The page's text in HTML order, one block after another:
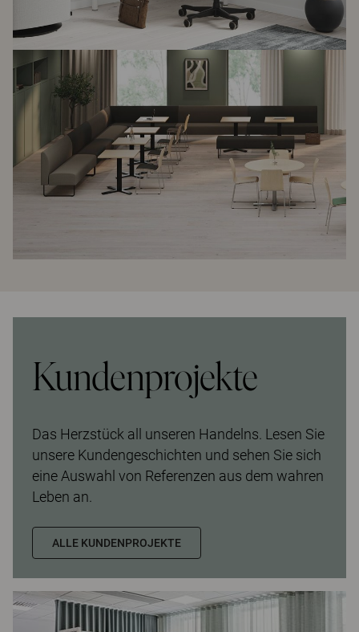
Kundenprojekte
Das Herzstück all unseren Handelns. Lesen Sie
unsere Kundengeschichten und sehen Sie sich
eine Auswahl von Referenzen aus dem wahren
Leben an.
ALLE KUNDENPROJEKTE